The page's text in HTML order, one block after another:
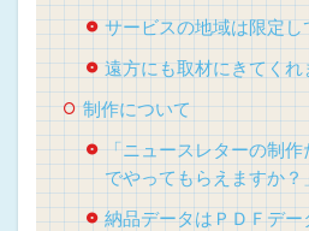
サービスの地域は限定
遠方にも取材にきてくれ
制作について
「ニュースレターの制
でやってもらえますか？
納品データはＰＤＦデ